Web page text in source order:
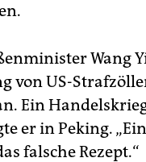
Wang
von US-
Ein
er in Peking.
falsche Rezept.“